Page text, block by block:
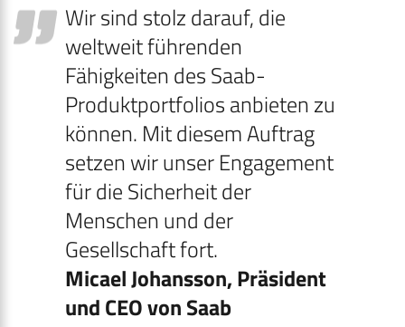
Wir sind stolz darauf, die
weltweit führenden
Fähigkeiten des Saab-
Produktportfolios anbieten zu
können. Mit diesem Auftrag
setzen wir unser Engagement
für die Sicherheit der
Menschen und der
Gesellschaft fort.
Micael Johansson, Präsident
und CEO von Saab